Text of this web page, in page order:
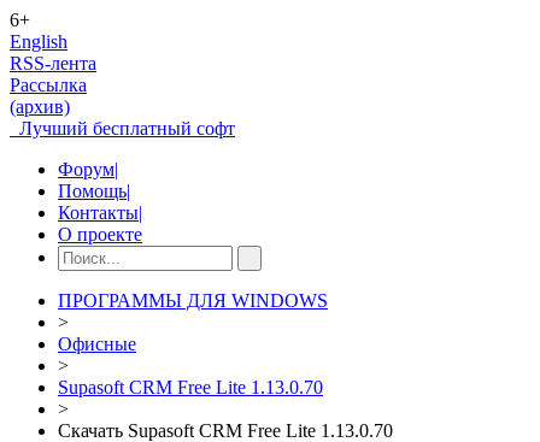
6+
English
RSS-лента
Рассылка
(архив)
Лучший бесплатный софт
Форум|
Помощь|
Контакты|
О проекте
ПРОГРАММЫ ДЛЯ WINDOWS
>
Офисные
>
Supasoft CRM Free Lite 1.13.0.70
>
Скачать Supasoft CRM Free Lite 1.13.0.70